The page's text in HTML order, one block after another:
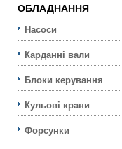
ОБЛАДНАННЯ
Насоси
Карданні вали
Блоки керування
Кульовi крани
Форсунки